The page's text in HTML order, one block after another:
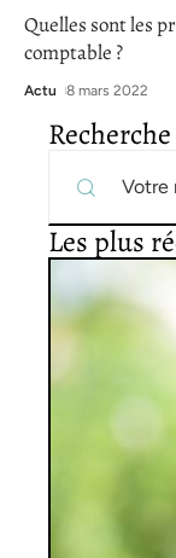
Quelles sont les
comptable ?
Actu 8 mars 2022
Recherche
Les plus